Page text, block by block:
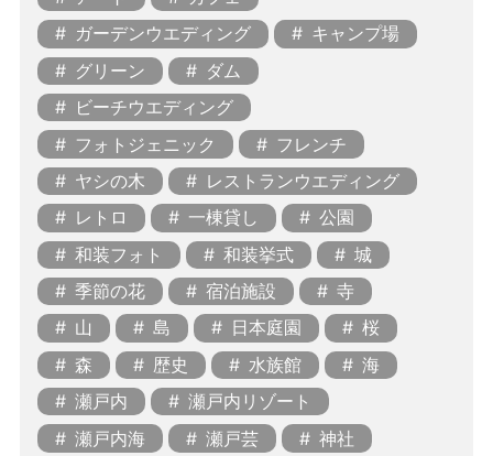
ガーデンウエディング
キャンプ場
グリーン
ダム
ビーチウエディング
フォトジェニック
フレンチ
ヤシの木
レストランウエディング
レトロ
一棟貸し
公園
和装フォト
和装挙式
城
季節の花
宿泊施設
寺
山
島 日本庭園
桜
森
歴史 水族館
海
瀬戸内
瀬戸内リゾート
瀬戸内海
瀬戸芸
神社